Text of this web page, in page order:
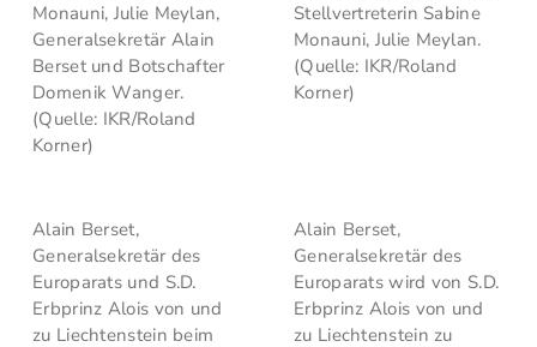
Monauni, Julie Meylan,
Generalsekretär Alain
Berset und Botschafter
Domenik Wanger.
(Quelle: IKR/Roland
Korner)
Stellvertreterin Sabine
Monauni, Julie Meylan.
(Quelle: IKR/Roland
Korner)
Alain Berset,
Generalsekretär des
Europarats und S.D.
Erbprinz Alois von und
zu Liechtenstein beim
Alain Berset,
Generalsekretär des
Europarats wird von S.D.
Erbprinz Alois von und
zu Liechtenstein zu